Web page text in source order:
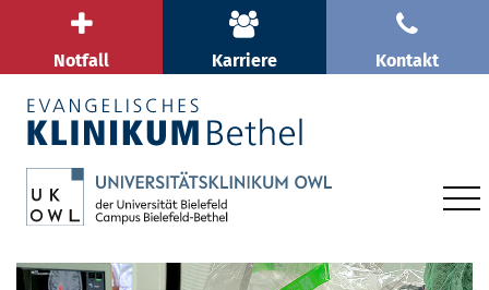
Notfall Karriere Kontakt